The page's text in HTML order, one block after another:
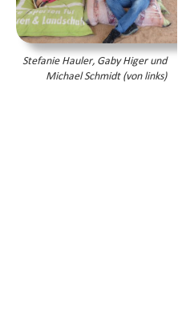
Stefanie Hauler, Gaby Higer und
Michael Schmidt (von links)